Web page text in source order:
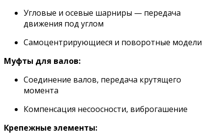
Угловые и осевые шарниры — передача
движения под углом
Самоцентрирующиеся и поворотные модели
Муфты для валов:
Соединение валов, передача крутящего
момента
Компенсация несоосности, виброгашение
Крепежные элементы: